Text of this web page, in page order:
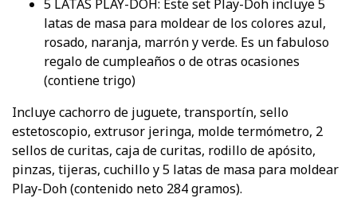
5 LATAS PLAY-DOH: Este set Play-Doh incluye 5
latas de masa para moldear de los colores azul,
rosado, naranja, marrón y verde. Es un fabuloso
regalo de cumpleaños o de otras ocasiones
(contiene trigo)
Incluye cachorro de juguete, transportín, sello
estetoscopio, extrusor jeringa, molde termómetro, 2
sellos de curitas, caja de curitas, rodillo de apósito,
pinzas, tijeras, cuchillo y 5 latas de masa para moldear
Play-Doh (contenido neto 284 gramos).